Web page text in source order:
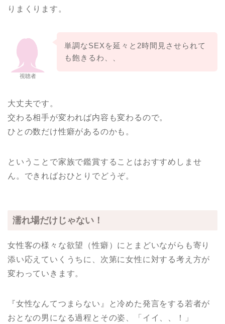
りまくります。
視聴者
単調なSEXを延々と2時間見させられて
も飽きるわ、、
大丈夫です。
交わる相手が変われば内容も変わるので。
ひとの数だけ性癖があるのかも。
ということで家族で鑑賞することはおすすめしませ
ん。できればおひとりでどうぞ。
濡れ場だけじゃない！
女性客の様々な欲望（性癖）にとまどいながらも寄り
添い応えていくうちに、次第に女性に対する考え方が
変わっていきます。
『女性なんてつまらない』と冷めた発言をする若者が
おとなの男になる過程とその姿、「イイ、、！」